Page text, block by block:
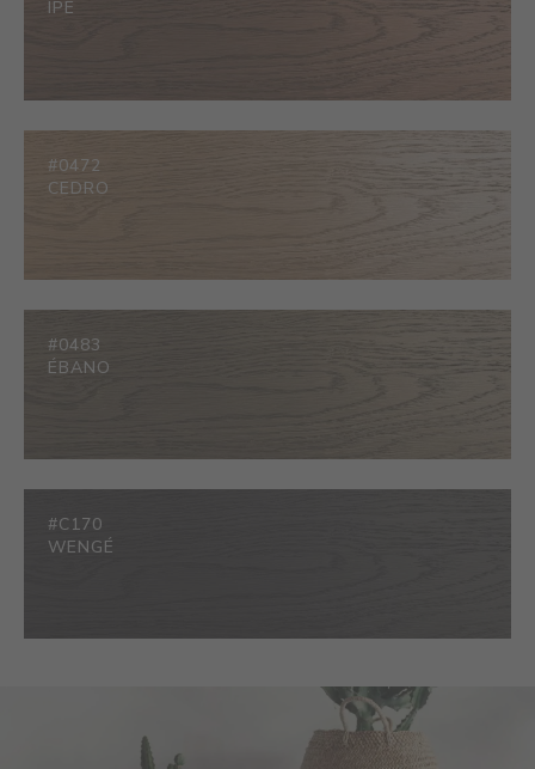
IPÊ
#0472
CEDRO
#0483
ÉBANO
#C170
WENGÉ